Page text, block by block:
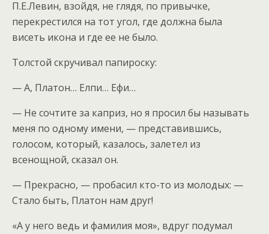
П.Е.Левин, взойдя, не глядя, по привычке,
перекрестился на тот угол, где должна была
висеть икона и где ее не было.
Толстой скручивал папироску:
— А, Платон… Елпи… Ефи…
— Не сочтите за каприз, но я просил бы называть
меня по одному имени, — представившись,
голосом, который, казалось, залетел из
всенощной, сказал он.
— Прекрасно, — пробасил кто-то из молодых: —
Стало быть, Платон нам друг!
«А у него ведь и фамилия моя», вдруг подумал